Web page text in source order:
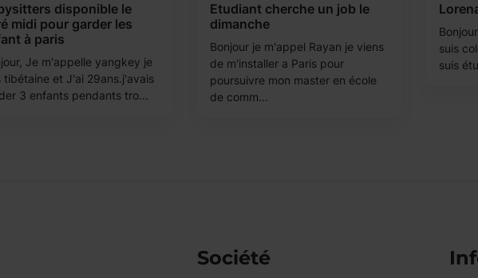
disponible le
midi pour garder les
à paris
Je m'appelle yangkey je
tibétaine et J'ai 29ans.j'avais
3 enfants pendants tro...
Etudiant cherche un job le
dimanche
Bonjour je m'appel Rayan je viens
de m'installer a Paris pour
poursuivre mon master en école
de comm...
suis
suis
Société